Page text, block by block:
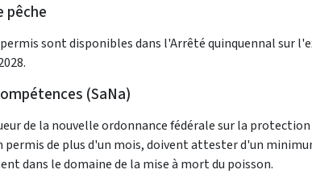
pêche
sont disponibles dans l'Arrêté quinquennal sur
(SaNa)
de la nouvelle ordonnance fédérale sur la protection
de plus d'un mois, doivent attester d'un
dans le domaine de la mise à mort du poisson.